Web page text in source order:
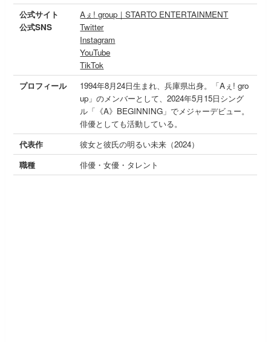
公式サイト
公式SNS
Aぇ! group｜STARTO ENTERTAINMENT
Twitter
Instagram
YouTube
TikTok
プロフィール
1994年8月24日生まれ、兵庫県出身。「Aぇ! gro
up」のメンバーとして、2024年5月15日シング
ル「《A》BEGINNING」でメジャーデビュー。
俳優としても活動している。
代表作
彼女と彼氏の明るい未来（2024）
職種
俳優・女優・タレント